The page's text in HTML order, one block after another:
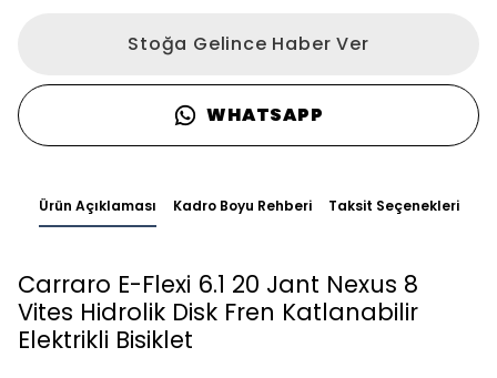
Stoğa Gelince Haber Ver
WHATSAPP
Ürün Açıklaması Kadro Boyu Rehberi Taksit Seçenekleri
Carraro E-Flexi 6.1 20 Jant Nexus 8
Vites Hidrolik Disk Fren Katlanabilir
Elektrikli Bisiklet